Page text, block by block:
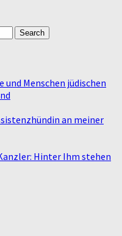
und Menschen jüdischen
an meiner
Hinter Ihm stehen